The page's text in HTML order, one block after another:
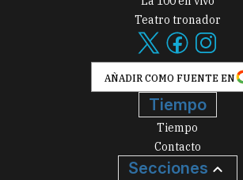
Teatro tronador
AÑADIR COMO FUENTE EN
Tiempo
Tiempo
Contacto
Secciones